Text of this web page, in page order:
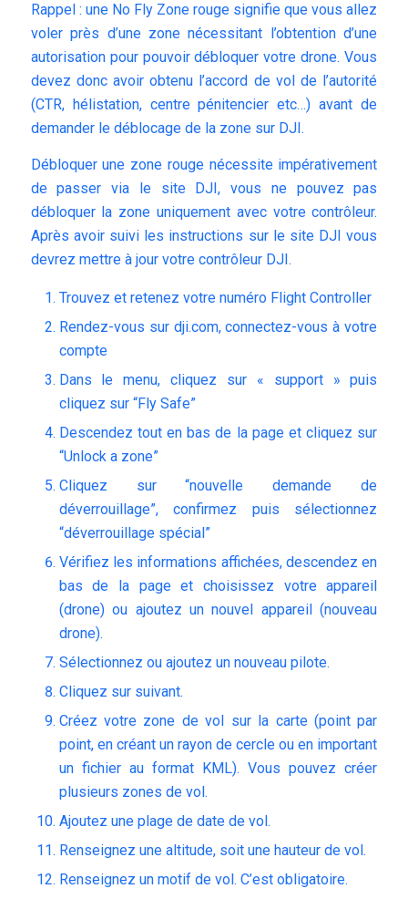
Rappel : une No Fly Zone rouge signifie que vous allez
voler près d’une zone nécessitant l’obtention d’une
autorisation pour pouvoir débloquer votre drone. Vous
devez donc avoir obtenu l’accord de vol de l’autorité
(CTR, hélistation, centre pénitencier etc…) avant de
demander le déblocage de la zone sur DJI.
Débloquer une zone rouge nécessite impérativement
de passer via le site DJI, vous ne pouvez pas
débloquer la zone uniquement avec votre contrôleur.
Après avoir suivi les instructions sur le site DJI vous
devrez mettre à jour votre contrôleur DJI.
Trouvez et retenez votre numéro Flight Controller
Rendez-vous sur dji.com, connectez-vous à votre
compte
Dans le menu, cliquez sur « support » puis
cliquez sur “Fly Safe”
Descendez tout en bas de la page et cliquez sur
“Unlock a zone”
Cliquez sur “nouvelle demande de
déverrouillage”, confirmez puis sélectionnez
“déverrouillage spécial”
Vérifiez les informations affichées, descendez en
bas de la page et choisissez votre appareil
(drone) ou ajoutez un nouvel appareil (nouveau
drone).
Sélectionnez ou ajoutez un nouveau pilote.
Cliquez sur suivant.
Créez votre zone de vol sur la carte (point par
point, en créant un rayon de cercle ou en important
un fichier au format KML). Vous pouvez créer
plusieurs zones de vol.
Ajoutez une plage de date de vol.
Renseignez une altitude, soit une hauteur de vol.
Renseignez un motif de vol. C’est obligatoire.